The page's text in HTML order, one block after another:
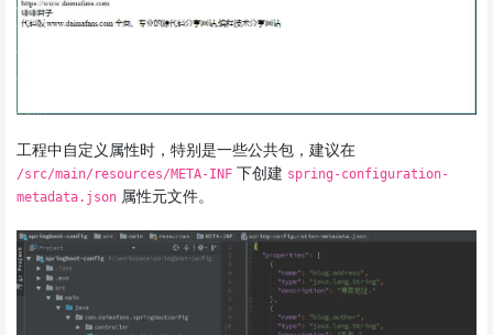
工程中自定义属性时，特别是一些公共包，建议在
/src/main/resources/META-INF 下创建 spring-configuration-
metadata.json 属性元文件。